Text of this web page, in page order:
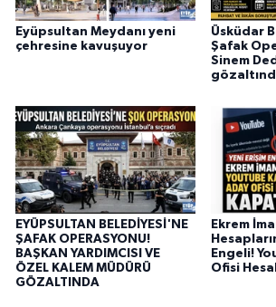
Eyüpsultan Meydanı yeni
çehresine kavuşuyor
Üsküdar
Şafak
Sinem
EYÜPSULTAN BELEDİYESİ'NE
ŞAFAK OPERASYONU!
BAŞKAN YARDIMCISI VE
ÖZEL KALEM MÜDÜRÜ
GÖZALTINDA
Ekrem
Engeli!
Ofisi